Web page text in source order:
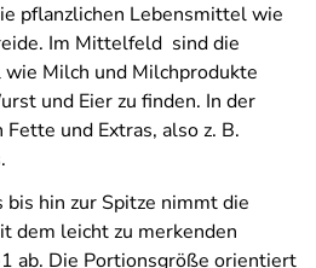
pflanzlichen Lebensmittel wie
Im Mittelfeld sind die
Milch und Milchprodukte
und Eier zu finden. In der
und Extras, also z. B.
bis hin zur Spitze nimmt die
dem leicht zu merkenden
ab. Die Portionsgröße orientiert